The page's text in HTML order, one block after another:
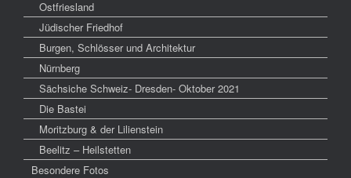
Ostfriesland
Jüdischer Friedhof
Burgen, Schlösser und Architektur
Nürnberg
Sächsiche Schweiz- Dresden- Oktober 2021
Die Bastei
Moritzburg & der Lilienstein
Beelitz – Heilstetten
Besondere Fotos